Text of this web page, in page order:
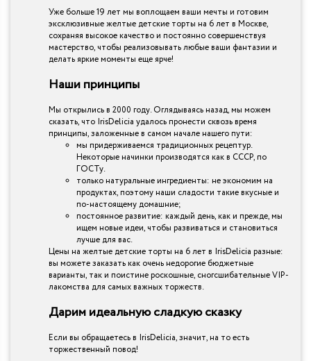
Уже больше 19 лет мы воплощаем ваши мечты и готовим
эксклюзивные желтые детские торты на 6 лет в Москве,
сохраняя высокое качество и постоянно совершенствуя
мастерство, чтобы реализовывать любые ваши фантазии и
делать яркие моменты еще ярче!
Наши принципы
Мы открылись в 2000 году. Оглядываясь назад, мы можем
сказать, что IrisDelicia удалось пронести сквозь время
принципы, заложенные в самом начале нашего пути:
мы придерживаемся традиционных рецептур.
Некоторые начинки производятся как в СССР, по
ГОСТу.
только натуральные ингредиенты: не экономим на
продуктах, поэтому наши сладости такие вкусные и
по-настоящему домашние;
постоянное развитие: каждый день, как и прежде, мы
ищем новые идеи, чтобы развиваться и становиться
лучше для вас.
Цены на желтые детские торты на 6 лет в IrisDelicia разные:
вы можете заказать как очень недорогие бюджетные
варианты, так и поистине роскошные, сногсшибательные VIP-
лакомства для самых важных торжеств.
Дарим идеальную сладкую сказку
Если вы обращаетесь в IrisDelicia, значит, на то есть
торжественный повод!